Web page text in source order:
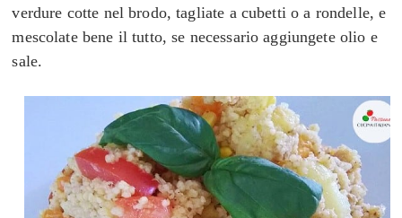
verdure cotte nel brodo, tagliate a cubetti o a rondelle, e
mescolate bene il tutto, se necessario aggiungete olio e
sale.